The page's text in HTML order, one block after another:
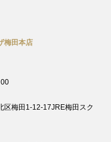
梅田本店
19：00
区梅田1-12-17JRE梅田スク